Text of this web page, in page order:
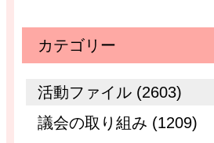
カテゴリー
活動ファイル (2603)
議会の取り組み (1209)